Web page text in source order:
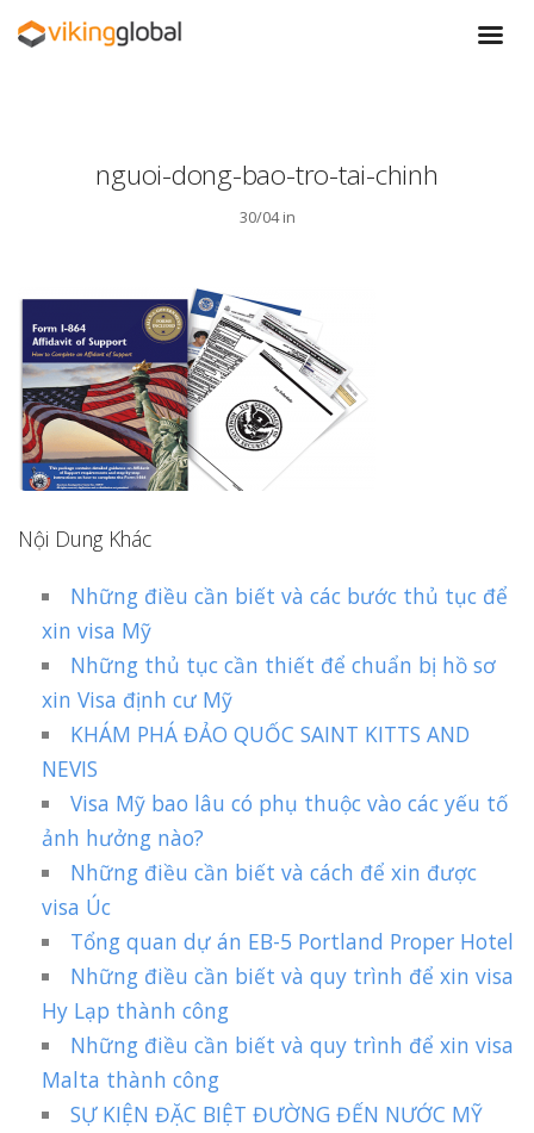
nguoi-dong-bao-tro-tai-chinh
30/04 in
Nội Dung Khác
Những điều cần biết và các bước thủ tục để
xin visa Mỹ
Những thủ tục cần thiết để chuẩn bị hồ sơ
xin Visa định cư Mỹ
KHÁM PHÁ ĐẢO QUỐC SAINT KITTS AND
NEVIS
Visa Mỹ bao lâu có phụ thuộc vào các yếu tố
ảnh hưởng nào?
Những điều cần biết và cách để xin được
visa Úc
Tổng quan dự án EB-5 Portland Proper Hotel
Những điều cần biết và quy trình để xin visa
Hy Lạp thành công
Những điều cần biết và quy trình để xin visa
Malta thành công
SỰ KIỆN ĐẶC BIỆT ĐƯỜNG ĐẾN NƯỚC MỸ